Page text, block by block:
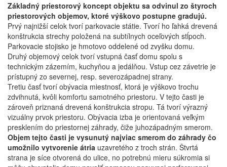
Základný priestorový koncept objektu sa odvinul zo štyroch
priestorových objemov, ktoré výškovo postupne gradujú.
Prvý najnižší celok tvorí parkovacie státie. Tvorí ho ľahká drevená
konštrukcia strechy položená na subtílnych oceľových stĺpoch.
Parkovacie stojisko je hmotovo oddelené od zvyšku domu.
Druhý objemový celok tvorí vstupná časť domu spolu s
technickým zázemím, kuchyňou a jedálňou. Vstup cez závetrie je
prístupný zo severnej, resp. severozápadnej strany.
Tretiu časť tvorí obývacia miestnosť, ktorá je výškovo trochu
zdvihnutá, kvôli komfortu samotného priestoru. V tejto časti je
zároveň priznaná drevená konštrukcia stropu. Tá tvorí výrazný
vizuálny prvok priestoru. Obývacia izba je orientovaná veľkým
presklením do priestornej záhrady, čiže juhozápadným smerom.
Objem tejto časti je vysunutý najviac smerom do záhrady čo
umožnilo vytvorenie átria uzavretého z troch strán. Štvrtá
strana je síce otvorená do ulice, no potrebnú mieru súkromia si